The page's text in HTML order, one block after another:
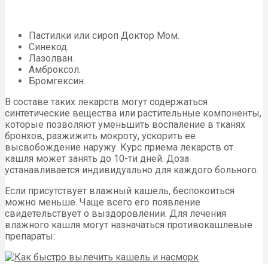
Пастилки или сироп Доктор Мом.
Синекод.
Лазолван.
Амброксол.
Бромгексин.
В составе таких лекарств могут содержаться
синтетические вещества или растительные компоненты,
которые позволяют уменьшить воспаление в тканях
бронхов, разжижить мокроту, ускорить ее
высвобождение наружу. Курс приема лекарств от
кашля может занять до 10-ти дней. Доза
устанавливается индивидуально для каждого больного.
Если присутствует влажный кашель, беспокоиться
можно меньше. Чаще всего его появление
свидетельствует о выздоровлении. Для лечения
влажного кашля могут назначаться противокашлевые
препараты: